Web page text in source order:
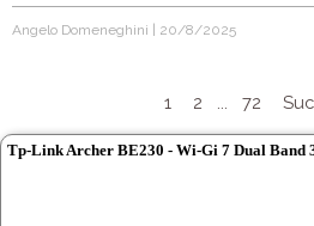
Angelo Domeneghini
20/8/2025
1 2 72
Tp-Link Archer BE230 - Wi-Gi 7 Dual Band